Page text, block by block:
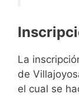
La
de
el cual se